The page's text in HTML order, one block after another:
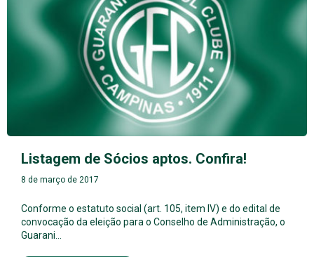
Listagem de Sócios aptos. Confira!
8 de março de 2017
Conforme o estatuto social (art. 105, item IV) e do edital de
convocação da eleição para o Conselho de Administração, o
Guarani…